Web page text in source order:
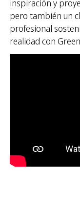
inspiración y
pero también un
profesional
realidad con